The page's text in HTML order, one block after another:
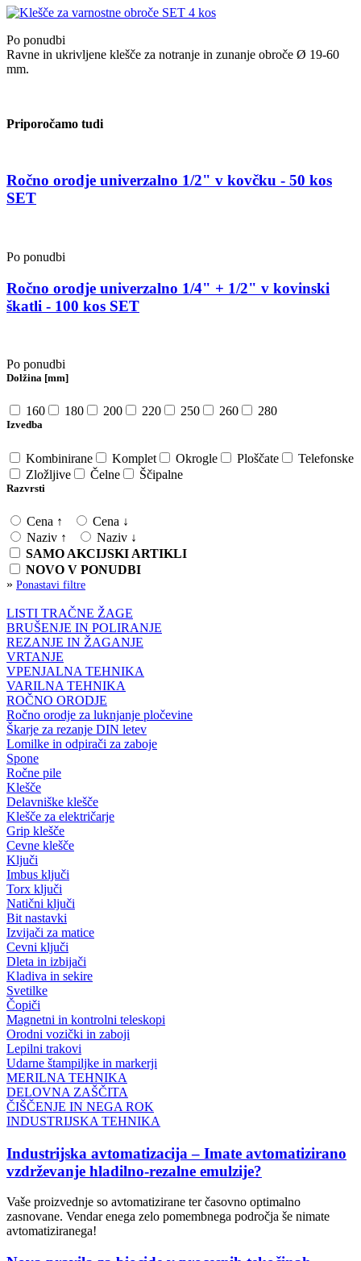
Po ponudbi
Ravne in ukrivljene klešče za notranje in zunanje obroče Ø 19-60
mm.
Priporočamo tudi
Ročno orodje univerzalno 1/2" v kovčku - 50 kos
SET
Po ponudbi
Ročno orodje univerzalno 1/4" + 1/2" v kovinski
škatli - 100 kos SET
Po ponudbi
Dolžina [mm]
160 180 200 220 250 260 280
Izvedba
Kombinirane Komplet Okrogle Ploščate
Telefonske
Zložljive
Čelne Ščipalne
Razvrsti
Cena ↑
Cena ↓
Naziv ↑
Naziv ↓
SAMO AKCIJSKI ARTIKLI
NOVO V PONUDBI
» Ponastavi filtre
LISTI TRAČNE ŽAGE
BRUŠENJE IN POLIRANJE
REZANJE IN ŽAGANJE
VRTANJE
VPENJALNA TEHNIKA
VARILNA TEHNIKA
ROČNO ORODJE
Ročno orodje za luknjanje pločevine
Škarje za rezanje DIN letev
Lomilke in odpirači za zaboje
Spone
Ročne pile
Klešče
Delavniške klešče
Klešče za električarje
Grip klešče
Cevne klešče
Ključi
Imbus ključi
Torx ključi
Natični ključi
Bit nastavki
Izvijači za matice
Cevni ključi
Dleta in izbijači
Kladiva in sekire
Svetilke
Čopiči
Magnetni in kontrolni teleskopi
Orodni vozički in zaboji
Lepilni trakovi
Udarne štampiljke in markerji
MERILNA TEHNIKA
DELOVNA ZAŠČITA
ČIŠČENJE IN NEGA ROK
INDUSTRIJSKA TEHNIKA
Industrijska avtomatizacija – Imate avtomatizirano
vzdrževanje hladilno-rezalne emulzije?
Vaše proizvednje so avtomatizirane ter časovno optimalno
zasnovane. Vendar enega zelo pomembnega področja še nimate
avtomatiziranega!